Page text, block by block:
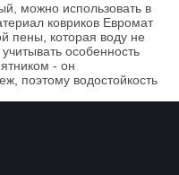
можно использовать в
ковриков Евромат
пены, которая воду не
особенность
- он
поэтому водостойкость